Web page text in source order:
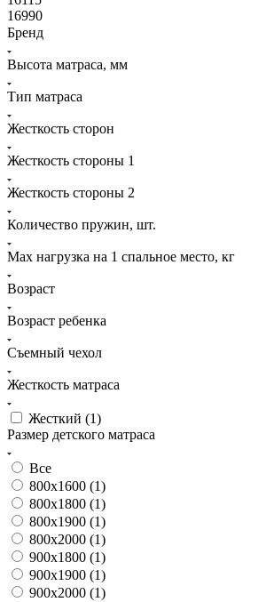
16990
Бренд
Высота матраса, мм
Тип матраса
Жесткость сторон
Жесткость стороны 1
Жесткость стороны 2
Количество пружин, шт.
Мах нагрузка на 1 спальное место, кг
Возраст
Возраст ребенка
Съемный чехол
Жесткость матраса
Жесткий (1)
Размер детского матраса
Все
800х1600 (1)
800х1800 (1)
800х1900 (1)
800х2000 (1)
900х1800 (1)
900х1900 (1)
900х2000 (1)